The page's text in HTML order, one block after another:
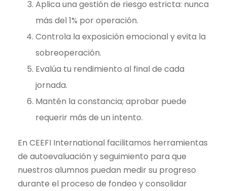
Aplica una gestión de riesgo estricta: nunca
más del 1% por operación.
Controla la exposición emocional y evita la
sobreoperación.
Evalúa tu rendimiento al final de cada
jornada.
Mantén la constancia; aprobar puede
requerir más de un intento.
En CEEFI International facilitamos herramientas
de autoevaluación y seguimiento para que
nuestros alumnos puedan medir su progreso
durante el proceso de fondeo y consolidar